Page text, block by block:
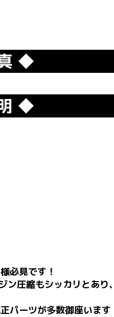
◆
◆
必見です！
圧縮もシッカリとあり
パーツが多数御座います